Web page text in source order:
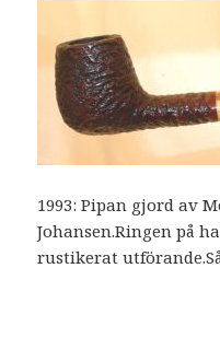
1993: Pipan gjord av
Johansen.Ringen på
rustikerat